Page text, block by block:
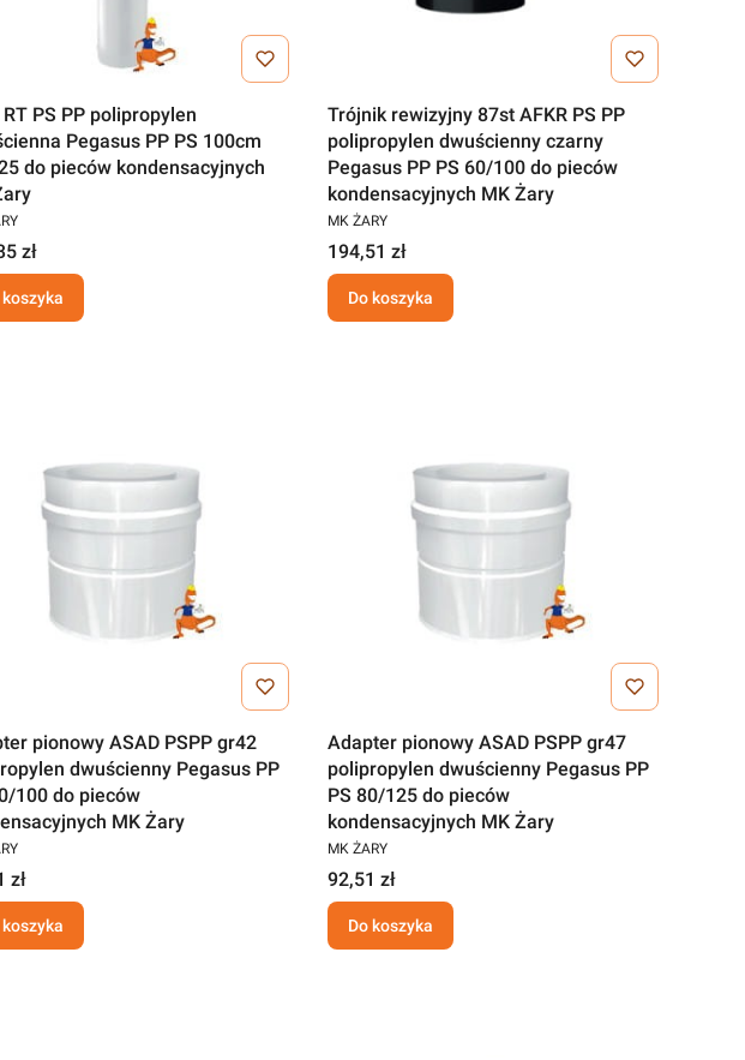
RT PS PP polipropylen
Pegasus PP PS 100cm
do pieców kondensacyjnych
zł
koszyka
Trójnik rewizyjny 87st AFKR PS PP
polipropylen dwuścienny czarny
Pegasus PP PS 60/100 do pieców
kondensacyjnych MK Żary
MK ŻARY
194,51 zł
Do koszyka
pionowy ASAD PSPP gr42
dwuścienny Pegasus PP
100 do pieców
MK Żary
zł
koszyka
Adapter pionowy ASAD PSPP gr47
polipropylen dwuścienny Pegasus PP
PS 80/125 do pieców
kondensacyjnych MK Żary
MK ŻARY
92,51 zł
Do koszyka